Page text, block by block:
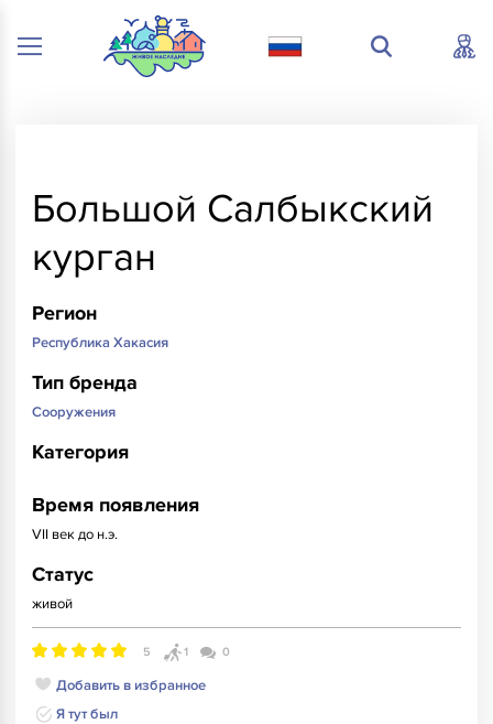
Большой Салбыкский
курган
Регион
Республика Хакасия
Тип бренда
Сооружения
Категория
Время появления
VII век до н.э.
Статус
живой
5 1 0
Добавить в избранное
Я тут был